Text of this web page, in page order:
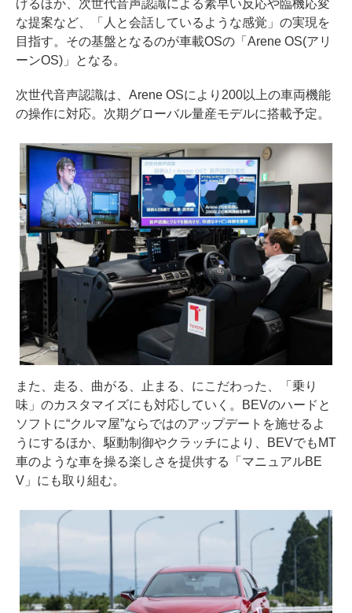
げるほか、次世代音声認識による素早い反応や臨機応変
な提案など、「人と会話しているような感覚」の実現を
目指す。その基盤となるのが車載OSの「Arene OS(アリ
ーンOS)」となる。
次世代音声認識は、Arene OSにより200以上の車両機能
の操作に対応。次期グローバル量産モデルに搭載予定。
また、走る、曲がる、止まる、にこだわった、「乗り
味」のカスタマイズにも対応していく。BEVのハードと
ソフトに“クルマ屋”ならではのアップデートを施せるよ
うにするほか、駆動制御やクラッチにより、BEVでもMT
車のような車を操る楽しさを提供する「マニュアルBE
V」にも取り組む。